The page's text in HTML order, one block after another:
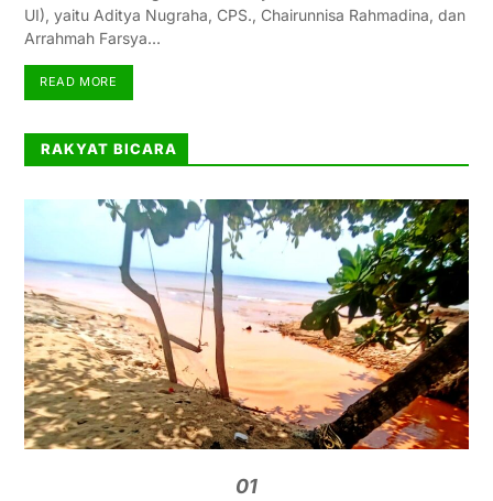
UI), yaitu Aditya Nugraha, CPS., Chairunnisa Rahmadina, dan
Arrahmah Farsya…
READ MORE
RAKYAT BICARA
01